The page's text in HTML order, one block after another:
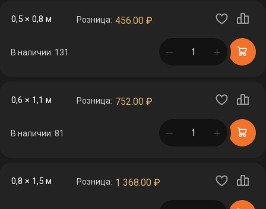
0,5 × 0,8 м Розница: 456.00 ₽
В наличии: 131 в корзине
0,6 × 1,1 м Розница: 752.00 ₽
В наличии: 81 в корзине
0,8 × 1,5 м Розница: 1 368.00 ₽